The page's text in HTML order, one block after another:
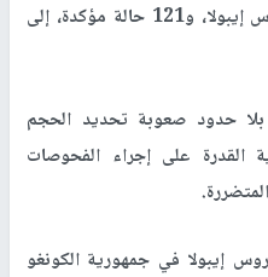
1077 حالة مشتبه بإصابتها بفيروس إيبولا، و121 حالة مؤكدة، إلى
حدود صعوبة تحديد الحجم
القدرة على إجراء الفحوصات
إيبولا في جمهورية الكونغو